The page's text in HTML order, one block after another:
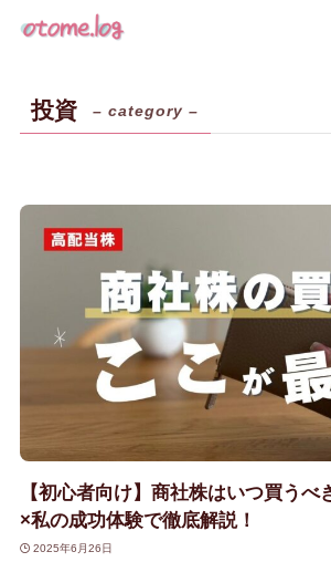
投資 – category –
【初心者向け】商社株はいつ買うべ
×私の成功体験で徹底解説！
2025年6月26日